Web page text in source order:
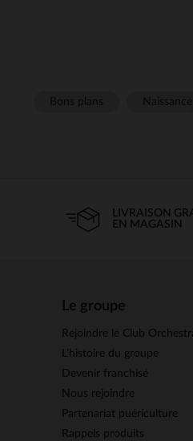
LIVRAISON
EN MAGASIN
Le groupe
Rejoindre le Club
L’histoire du groupe
Devenir franchisé
Nous rejoindre
Partenariat puériculture
Rappels produits